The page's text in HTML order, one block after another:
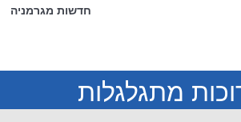
חדשות מגרמניה
מתגלגלות